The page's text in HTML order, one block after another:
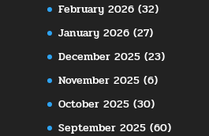
February 2026 (32)
January 2026 (27)
December 2025 (23)
November 2025 (6)
October 2025 (30)
September 2025 (60)